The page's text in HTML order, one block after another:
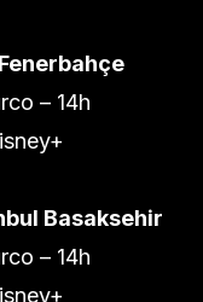
– 14h
Basaksehir
– 14h